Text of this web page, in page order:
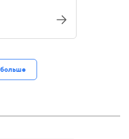
больше